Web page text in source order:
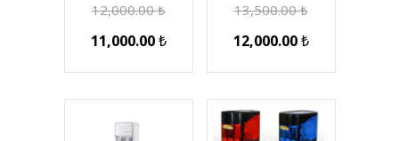
12,000.00₺
11,000.00₺
13,500.00₺
12,000.00₺